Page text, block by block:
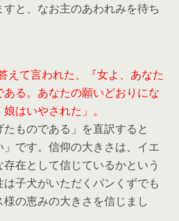
と、なお主のあわれみを待ち
えて言われた、『女よ、あなた
る。あなたの願いどおりにな
はいやされた」。
たものである」を直訳すると
」です。信仰の大きさは、イエ
在として信じているかという
子犬がいただくパンくずでも
の恵みの大きさを信じまし